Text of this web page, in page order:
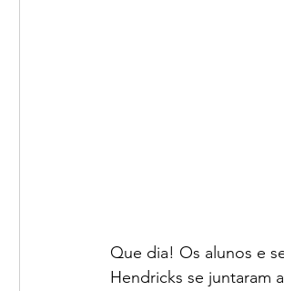
Que dia! Os alunos e
Hendricks se juntaram